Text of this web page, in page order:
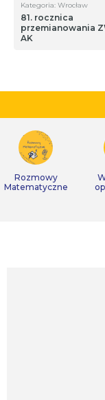
Kategoria: Wrocław
81. rocznica
przemianowania
AK
Rozmowy
Matematyczne